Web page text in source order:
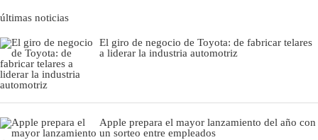
últimas noticias
El giro de negocio de Toyota: de fabricar telares
a liderar la industria automotriz
Apple prepara el mayor lanzamiento del año con
un sorteo entre empleados